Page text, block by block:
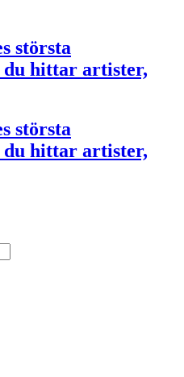
största
hittar artister,
största
hittar artister,